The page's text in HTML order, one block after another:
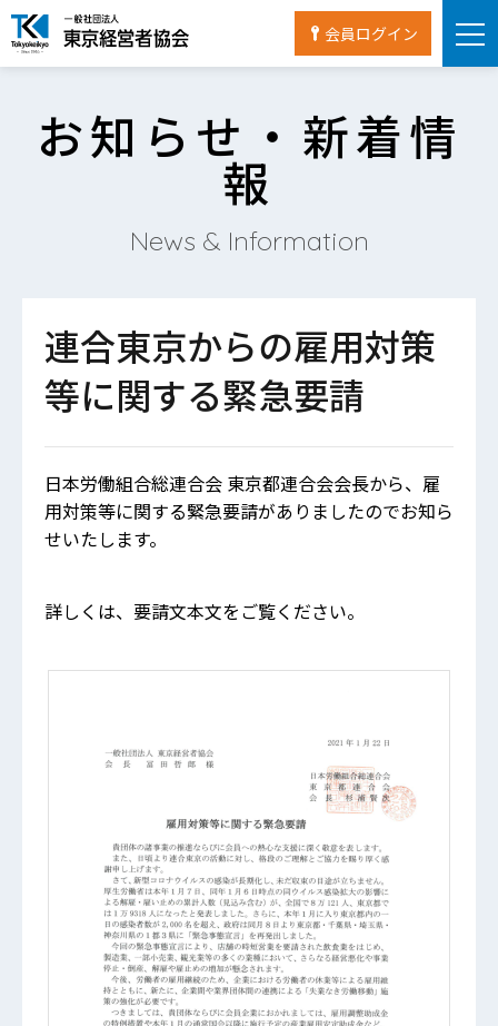
会員ログイン
お知らせ・新着情
報
News & Information
連合東京からの雇用対策
等に関する緊急要請
日本労働組合総連合会 東京都連合会会長から、雇
用対策等に関する緊急要請がありましたのでお知ら
せいたします。
詳しくは、要請文本文をご覧ください。